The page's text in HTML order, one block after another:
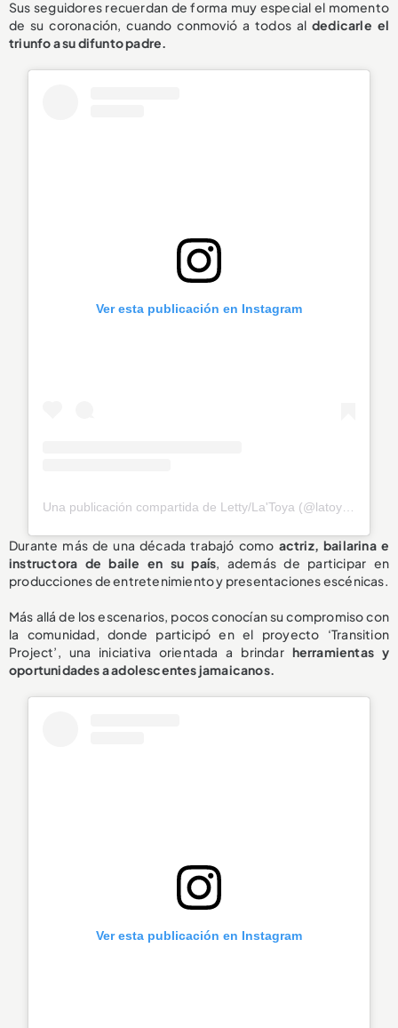
Sus seguidores recuerdan de forma muy especial el momento
de su coronación, cuando conmovió a todos al dedicarle el
triunfo a su difunto padre.
Ver esta publicación en Instagram
Durante más de una década trabajó como actriz, bailarina e
instructora de baile en su país, además de participar en
producciones de entretenimiento y presentaciones escénicas.
Más allá de los escenarios, pocos conocían su compromiso con
la comunidad, donde participó en el proyecto ‘Transition
Project’, una iniciativa orientada a brindar herramientas y
oportunidades a adolescentes jamaicanos.
Ver esta publicación en Instagram